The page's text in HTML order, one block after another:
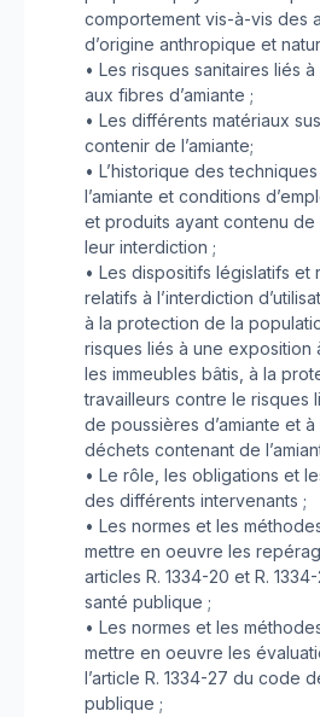
comportement vis-à-vis des
d’origine anthropique et
• Les risques sanitaires liés
aux fibres d’amiante ;
• Les différents matériaux
contenir de l’amiante;
• L’historique des
l’amiante et conditions
et produits ayant contenu de
leur interdiction ;
• Les dispositifs législatifs et
relatifs à l’interdiction
à la protection de la
risques liés à une exposition
les immeubles bâtis, à la
travailleurs contre le risques
de poussières d’amiante et à
déchets contenant de
• Le rôle, les obligations et
des différents intervenants ;
• Les normes et les
mettre en oeuvre les
articles R. 1334-20 et R.
santé publique ;
• Les normes et les
mettre en oeuvre les
l’article R. 1334-27 du code
publique ;